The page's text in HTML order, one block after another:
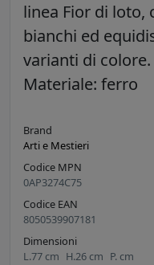
linea Fior di loto,
bianchi ed
varianti di
Materiale: ferro
Brand
Arti e Mestieri
Codice MPN
0AP3274C75
Codice EAN
8050539907181
Dimensioni
L.77 cm H.26 cm P. cm